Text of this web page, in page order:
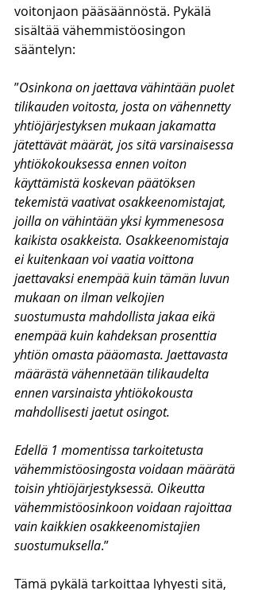
voitonjaon pääsäännöstä. Pykälä
sisältää vähemmistöosingon
sääntelyn:
”Osinkona on jaettava vähintään puolet
tilikauden voitosta, josta on vähennetty
yhtiöjärjestyksen mukaan jakamatta
jätettävät määrät, jos sitä varsinaisessa
yhtiökokouksessa ennen voiton
käyttämistä koskevan päätöksen
tekemistä vaativat osakkeenomistajat,
joilla on vähintään yksi kymmenesosa
kaikista osakkeista. Osakkeenomistaja
ei kuitenkaan voi vaatia voittona
jaettavaksi enempää kuin tämän luvun
mukaan on ilman velkojien
suostumusta mahdollista jakaa eikä
enempää kuin kahdeksan prosenttia
yhtiön omasta pääomasta. Jaettavasta
määrästä vähennetään tilikaudelta
ennen varsinaista yhtiökokousta
mahdollisesti jaetut osingot.
Edellä 1 momentissa tarkoitetusta
vähemmistöosingosta voidaan määrätä
toisin yhtiöjärjestyksessä. Oikeutta
vähemmistöosinkoon voidaan rajoittaa
vain kaikkien osakkeenomistajien
suostumuksella.”
Tämä pykälä tarkoittaa lyhyesti sitä,